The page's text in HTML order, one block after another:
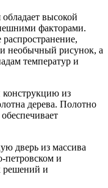
высокой
факторами.
необычный рисунок, а
температур и
конструкцию из
дерева. Полотно
дверь из массива
петровском и
решений и